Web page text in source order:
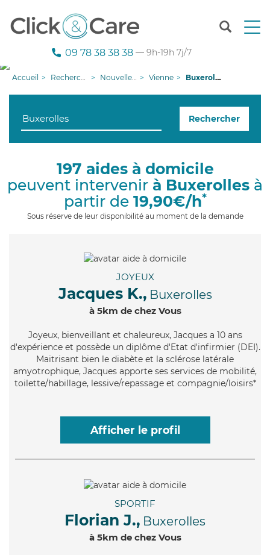
T
n
g
09 78 38 38 38 — 9h-19h 7j/7
Accueil Recherche aide à domicile Nouvelle-Aquitaine Vienne Buxerolles
Rechercher
197 aides à domicile
peuvent intervenir à Buxerolles à
partir de 19,90€/h*
Sous réserve de leur disponibilité au moment de la demande
JOYEUX
Jacques K., Buxerolles
à 5km de chez Vous
Joyeux, bienveillant et chaleureux, Jacques a 10 ans
d'expérience et possède un diplôme d'Etat d'infirmier (DEI).
Maitrisant bien le diabète et la sclérose latérale
amyotrophique, Jacques apporte ses services de mobilité,
toilette/habillage, lessive/repassage et compagnie/loisirs*
Afficher le profil
SPORTIF
Florian J., Buxerolles
à 5km de chez Vous